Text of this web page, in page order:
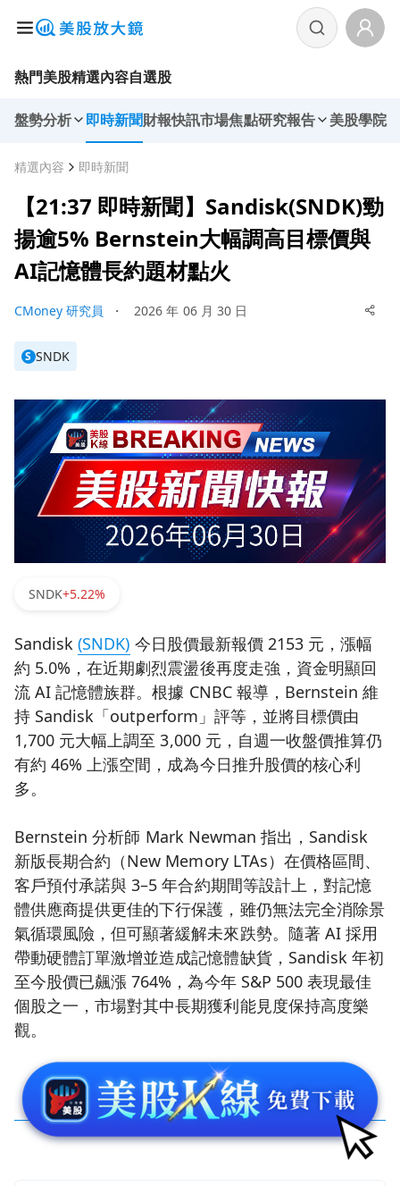
熱門美股精選內容自選股
盤勢分析 即時新聞財報快訊市場焦點研究報告 美股學院
精選內容 即時新聞
【21:37 即時新聞】Sandisk(SNDK)勁
揚逾5% Bernstein大幅調高目標價與
AI記憶體長約題材點火
CMoney 研究員 ・ 2026 年 06 月 30 日
S SNDK
SNDK+5.22%
Sandisk(SNDK) 今日股價最新報價 2153 元，漲幅
約 5.0%，在近期劇烈震盪後再度走強，資金明顯回
流 AI 記憶體族群。根據 CNBC 報導，Bernstein 維
持 Sandisk「outperform」評等，並將目標價由
1,700 元大幅上調至 3,000 元，自週一收盤價推算仍
有約 46% 上漲空間，成為今日推升股價的核心利
多。
Bernstein 分析師 Mark Newman 指出，Sandisk
新版長期合約（New Memory LTAs）在價格區間、
客戶預付承諾與 3–5 年合約期間等設計上，對記憶
體供應商提供更佳的下行保護，雖仍無法完全消除景
氣循環風險，但可顯著緩解未來跌勢。隨著 AI 採用
帶動硬體訂單激增並造成記憶體缺貨，Sandisk 年初
至今股價已飆漲 764%，為今年 S&P 500 表現最佳
個股之一，市場對其中長期獲利能見度保持高度樂
觀。